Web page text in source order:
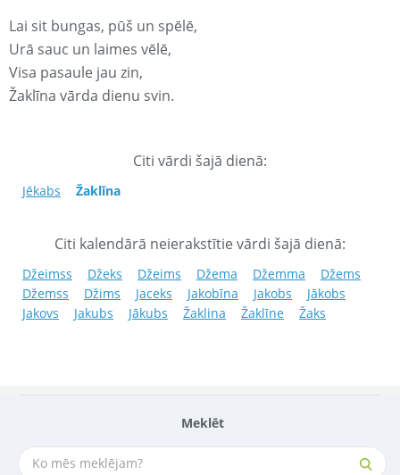
Meklēt
Lai sit bungas, pūš un spēlē,
Urā sauc un laimes vēlē,
Visa pasaule jau zin,
Žaklīna vārda dienu svin.
Citi vārdi šajā dienā:
Jēkabs Žaklīna
Citi kalendārā neierakstītie vārdi šajā dienā:
Džeimss Džeks Džeims Džema Džemma
Džems
Džemss
Džims Jaceks Jakobīna Jakobs
Jākobs
Jakovs
Jakubs Jākubs Žaklina Žaklīne Žaks